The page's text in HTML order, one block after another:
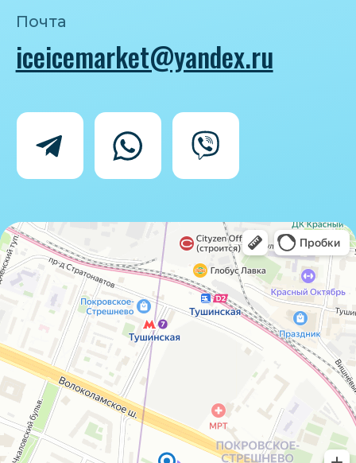
Политика конфиденциальности
Согласие на обработку персональных
данных